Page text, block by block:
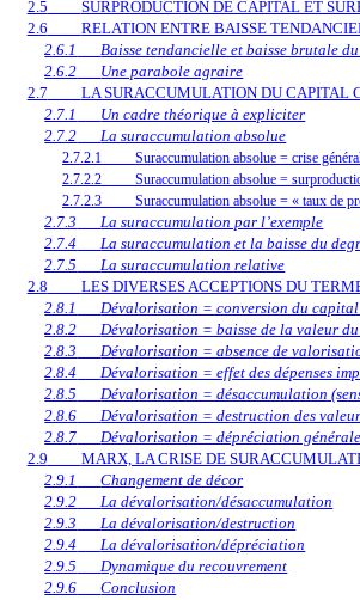
2.5
SURPRODUCTION DE CAPITAL ET
2.6
RELATION ENTRE BAISSE
2.6.1
Baisse tendancielle et baisse brutale
2.6.2
Une parabole agraire
2.7
LA SURACCUMULATION DU CAPITAL
2.7.1
Un cadre théorique à expliciter
2.7.2
La suraccumulation absolue
2.7.2.1
Suraccumulation absolue = crise
2.7.2.2
Suraccumulation absolue =
2.7.2.3
Suraccumulation absolue = « taux de
2.7.3
La suraccumulation par l’exemple
2.7.4
La suraccumulation et la baisse du
2.7.5
La suraccumulation relative
2.8
LES DIVERSES ACCEPTIONS DU
2.8.1
Dévalorisation = conversion du
2.8.2
Dévalorisation = baisse de la valeur
2.8.3
Dévalorisation = absence de
2.8.4
Dévalorisation = effet des dépenses
2.8.5
Dévalorisation = désaccumulation
2.8.6
Dévalorisation = destruction des
2.8.7
Dévalorisation = dépréciation
2.9
MARX, LA CRISE DE
2.9.1
Changement de décor
2.9.2
La dévalorisation/désaccumulation
2.9.3
La dévalorisation/destruction
2.9.4
La dévalorisation/dépréciation
2.9.5
Dynamique du recouvrement
2.9.6
Conclusion